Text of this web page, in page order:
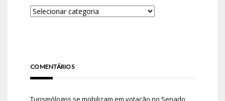
COMENTÁRIOS
Turismólogos se mobilizam em votação no Senado